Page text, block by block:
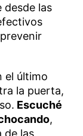
desde las
el último
la puerta,
Escuché
,
de las